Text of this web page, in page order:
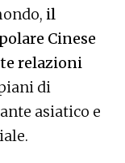
il
Cinese
relazioni
di
asiatico e